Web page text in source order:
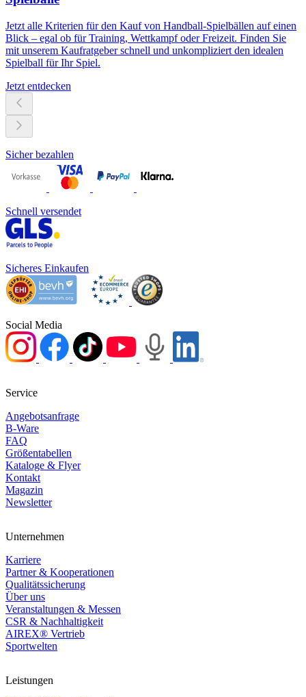
Jetzt alle Kriterien für den Kauf von Handball-Spielbällen auf einen
Blick – egal ob für Training, Wettkampf oder Freizeit. Finden Sie
mit unserem Kaufratgeber schnell und unkompliziert den idealen
Spielball für Ihr Spiel.
Jetzt entdecken
Sicher bezahlen
Schnell versendet
Sicheres Einkaufen
Social Media
Service
Angebotsanfrage
B-Ware
FAQ
Größentabellen
Kataloge & Flyer
Kontakt
Magazin
Newsletter
Unternehmen
Karriere
Partner & Kooperationen
Qualitätssicherung
Über uns
Veranstaltungen & Messen
CSR & Nachhaltigkeit
AIREX® Vertrieb
Sportwelten
Leistungen